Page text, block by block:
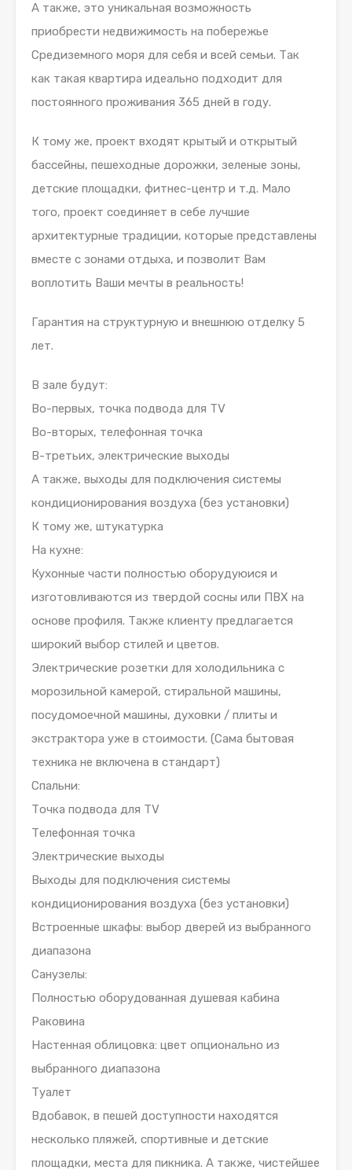
А также, это уникальная возможность
приобрести недвижимость на побережье
Средиземного моря для себя и всей семьи. Так
как такая квартира идеально подходит для
постоянного проживания 365 дней в году.
К тому же, проект входят крытый и открытый
бассейны, пешеходные дорожки, зеленые зоны,
детские площадки, фитнес-центр и т.д. Мало
того, проект соединяет в себе лучшие
архитектурные традиции, которые представлены
вместе с зонами отдыха, и позволит Вам
воплотить Ваши мечты в реальность!
Гарантия на структурную и внешнюю отделку 5
лет.
В зале будут:
Во-первых, точка подвода для TV
Во-вторых, телефонная точка
В-третьих, электрические выходы
А также, выходы для подключения системы
кондиционирования воздуха (без установки)
К тому же, штукатурка
На кухне:
Кухонные части полностью оборудуюися и
изготовливаются из твердой сосны или ПВХ на
основе профиля. Также клиенту предлагается
широкий выбор стилей и цветов.
Электрические розетки для холодильника с
морозильной камерой, стиральной машины,
посудомоечной машины, духовки / плиты и
экстрактора уже в стоимости. (Сама бытовая
техника не включена в стандарт)
Спальни:
Точка подвода для TV
Телефонная точка
Электрические выходы
Выходы для подключения системы
кондиционирования воздуха (без установки)
Встроенные шкафы: выбор дверей из выбранного
диапазона
Санузелы:
Полностью оборудованная душевая кабина
Раковина
Настенная облицовка: цвет опционально из
выбранного диапазона
Туалет
Вдобавок, в пешей доступности находятся
несколько пляжей, спортивные и детские
площадки, места для пикника. А также, чистейшее